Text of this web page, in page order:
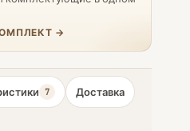
→
7 Доставка